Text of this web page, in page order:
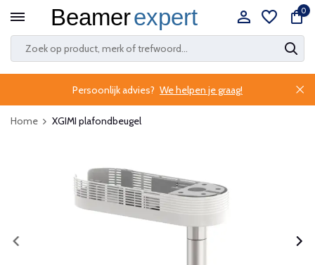
0
Persoonlijk advies? We helpen je graag!
Home XGIMI plafondbeugel